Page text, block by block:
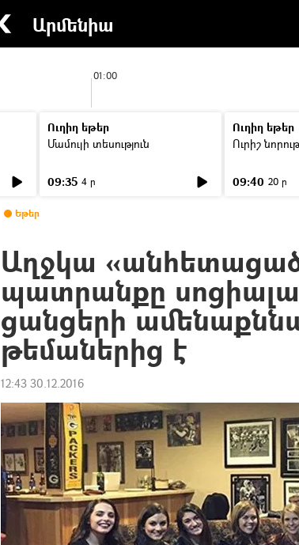
Արմենիա
01:00
Ուղիղ եթեր
Մամուլի տեսություն
09:35 4 ր
Ուղիղ եթեր
Ուրիշ
09:40 20 ր
Եթեր
Աղջկա
պատրանքը
ցանցերի
թեմաներից է
12:43 30.12.2016